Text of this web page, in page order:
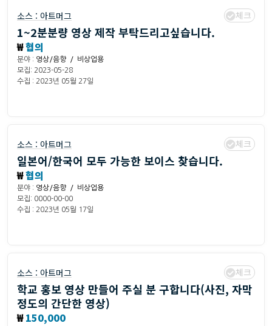
소스 : 아트머그 체크
1~2분분량 영상 제작 부탁드리고싶습니다.
₩협의
분야 : 영상/음향 / 비상업용
모집: 2023-05-28
수집 : 2023년 05월 27일
소스 : 아트머그 체크
일본어/한국어 모두 가능한 보이스 찾습니다.
₩협의
분야 : 영상/음향 / 비상업용
모집: 0000-00-00
수집 : 2023년 05월 17일
소스 : 아트머그 체크
학교 홍보 영상 만들어 주실 분 구합니다(사진, 자막
정도의 간단한 영상)
₩150,000